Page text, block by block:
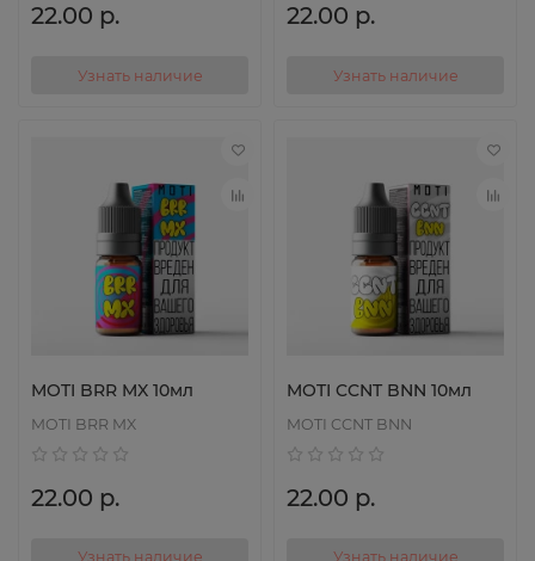
22.00 р.
Узнать наличие
22.00 р.
Узнать наличие
MOTI BRR MX 10мл
MOTI BRR MX
22.00 р.
Узнать наличие
MOTI CCNT BNN 10мл
MOTI CCNT BNN
22.00 р.
Узнать наличие